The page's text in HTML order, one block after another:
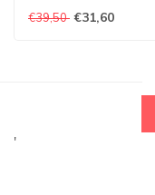
€39,50 €31,60
'